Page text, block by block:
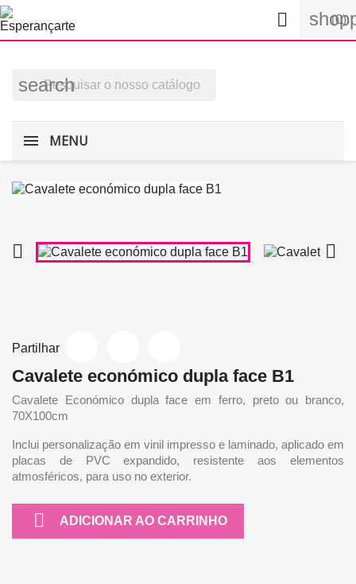
(0)

search
MENU
 
Partilhar
Cavalete económico dupla face B1
Cavalete Económico dupla face em ferro, preto ou branco,
70X100cm
Inclui personalização em vinil impresso e laminado, aplicado em
placas de PVC expandido, resistente aos elementos
atmosféricos, para uso no exterior.
 ADICIONAR AO CARRINHO